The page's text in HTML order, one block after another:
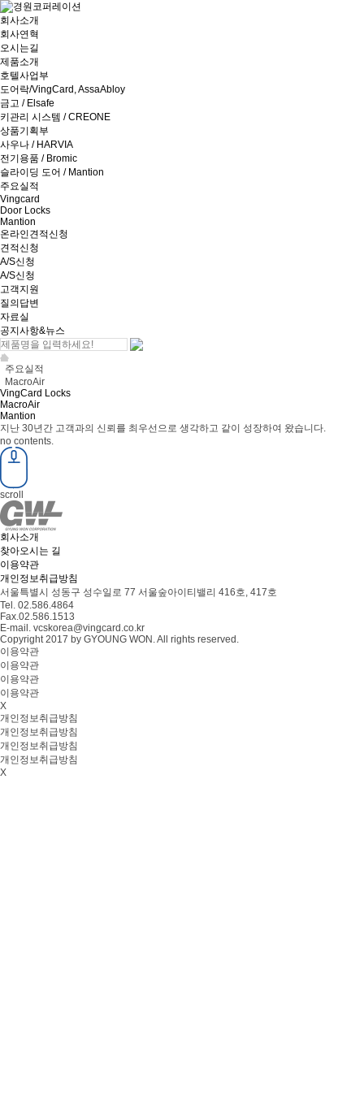
회사소개
회사연혁
오시는길
제품소개
호텔사업부
도어락/VingCard, AssaAbloy
금고 / Elsafe
키관리 시스템 / CREONE
상품기획부
사우나 / HARVIA
전기용품 / Bromic
슬라이딩 도어 / Mantion
주요실적
Vingcard
Door Locks
Mantion
온라인견적신청
견적신청
A/S신청
A/S신청
고객지원
질의답변
자료실
공지사항&뉴스
주요실적
MacroAir
VingCard Locks
MacroAir
Mantion
지난 30년간 고객과의 신뢰를 최우선으로 생각하고 같이 성장하여 왔습니다.
no contents.
scroll
회사소개
찾아오시는 길
이용약관
개인정보취급방침
서울특별시 성동구 성수일로 77 서울숲아이티밸리 416호, 417호
Tel. 02.586.4864
Fax.02.586.1513
E-mail. vcskorea@vingcard.co.kr
Copyright 2017 by GYOUNG WON. All rights reserved.
이용약관
이용약관
이용약관
이용약관
X
개인정보취급방침
개인정보취급방침
개인정보취급방침
개인정보취급방침
X